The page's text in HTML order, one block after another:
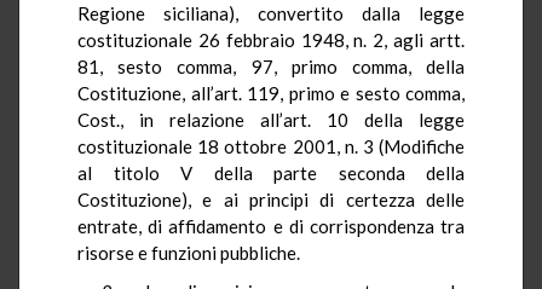
Regione siciliana), convertito dalla legge
costituzionale 26 febbraio 1948, n. 2, agli artt.
81, sesto comma, 97, primo comma, della
Costituzione, all’art. 119, primo e sesto comma,
Cost., in relazione all’art. 10 della legge
costituzionale 18 ottobre 2001, n. 3 (Modifiche
al titolo V della parte seconda della
Costituzione), e ai principi di certezza delle
entrate, di affidamento e di corrispondenza tra
risorse e funzioni pubbliche.